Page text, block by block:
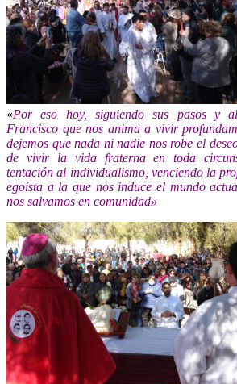
«Por eso hoy, siguiendo sus pasos y
Francisco que nos anima a vivir
dejemos que nada ni nadie nos robe el
de vivir la vida fraterna en toda
tentación al individualismo, venciendo la
egoísta a la que nos induce el mundo
nos salvamos en comunidad»